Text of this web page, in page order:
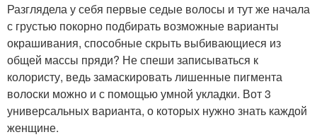
Разглядела у себя первые седые волосы и тут же начала
с грустью покорно подбирать возможные варианты
окрашивания, способные скрыть выбивающиеся из
общей массы пряди? Не спеши записываться к
колористу, ведь замаскировать лишенные пигмента
волоски можно и с помощью умной укладки. Вот 3
универсальных варианта, о которых нужно знать каждой
женщине.